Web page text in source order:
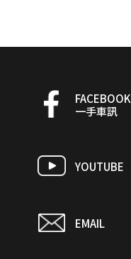
FACEBOOK
一手車訊
YOUTUBE
EMAIL